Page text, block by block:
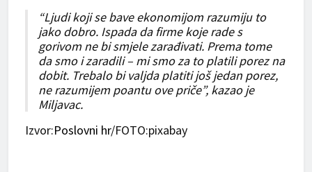
“Ljudi koji se bave ekonomijom razumiju to
jako dobro. Ispada da firme koje rade s
gorivom ne bi smjele zarađivati. Prema tome
da smo i zaradili – mi smo za to platili porez na
dobit. Trebalo bi valjda platiti još jedan porez,
ne razumijem poantu ove priče”, kazao je
Miljavac.
Izvor:Poslovni hr/FOTO:pixabay